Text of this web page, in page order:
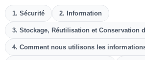
1. Sécurité 2. Information
3. Stockage, Réutilisation et Conservation
4. Comment nous utilisons les